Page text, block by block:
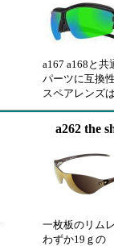
a167 a168と
パーツに互換
スペアレンズ
a262 the
一枚板のリム
わずか19ｇの